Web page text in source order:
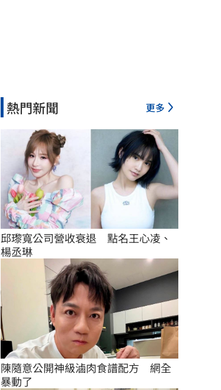
熱門新聞 更多
邱瓈寬公司營收衰退　點名王心凌、
楊丞琳
陳隨意公開神級滷肉食譜配方　網全
暴動了